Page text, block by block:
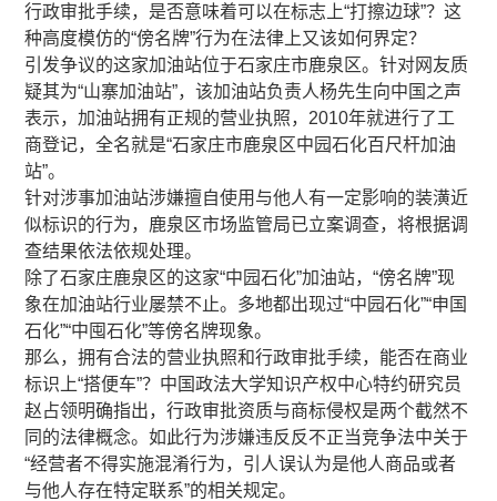
行政审批手续，是否意味着可以在标志上“打擦边球”？这
种高度模仿的“傍名牌”行为在法律上又该如何界定？
引发争议的这家加油站位于石家庄市鹿泉区。针对网友质
疑其为“山寨加油站”，该加油站负责人杨先生向中国之声
表示，加油站拥有正规的营业执照，2010年就进行了工
商登记，全名就是“石家庄市鹿泉区中园石化百尺杆加油
站”。
针对涉事加油站涉嫌擅自使用与他人有一定影响的装潢近
似标识的行为，鹿泉区市场监管局已立案调查，将根据调
查结果依法依规处理。
除了石家庄鹿泉区的这家“中园石化”加油站，“傍名牌”现
象在加油站行业屡禁不止。多地都出现过“中园石化”“申国
石化”“中囤石化”等傍名牌现象。
那么，拥有合法的营业执照和行政审批手续，能否在商业
标识上“搭便车”？中国政法大学知识产权中心特约研究员
赵占领明确指出，行政审批资质与商标侵权是两个截然不
同的法律概念。如此行为涉嫌违反反不正当竞争法中关于
“经营者不得实施混淆行为，引人误认为是他人商品或者
与他人存在特定联系”的相关规定。